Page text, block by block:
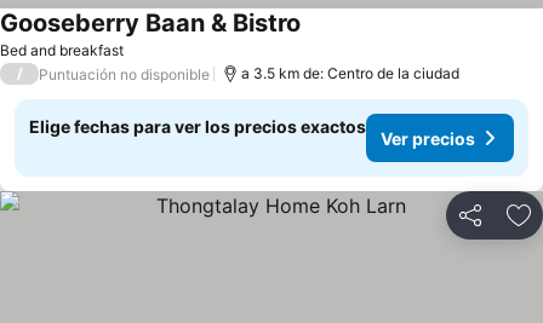
Bed and breakfast
Gooseberry Baan & Bistro
/ Puntuación no disponible a 3.5 km de: Centro de la ciudad
Elige fechas para ver los precios exactos
Ver precios
Compartir